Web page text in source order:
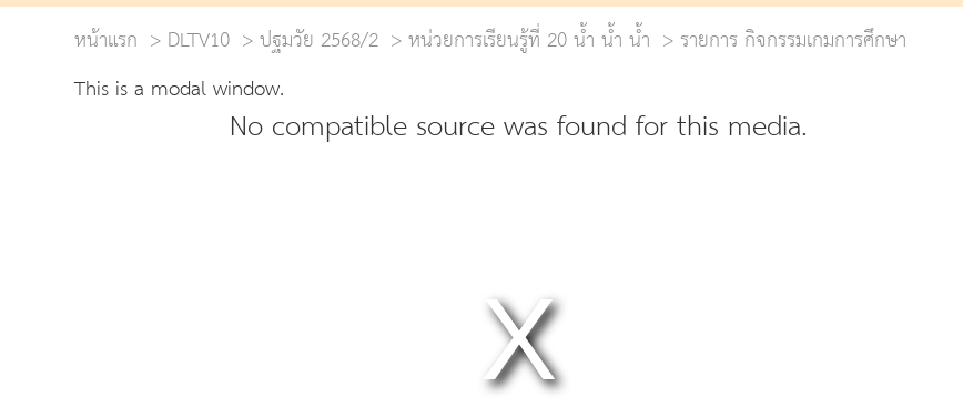
หน้าแรก
DLTV10 ปฐมวัย 2568/2 หน่วยการเรียนรู้ที่ 20 น้ำ น้ำ น้ำ
รายการ กิจกรรมเกมการศึกษา
This is a modal window.
No compatible source was found for this media.